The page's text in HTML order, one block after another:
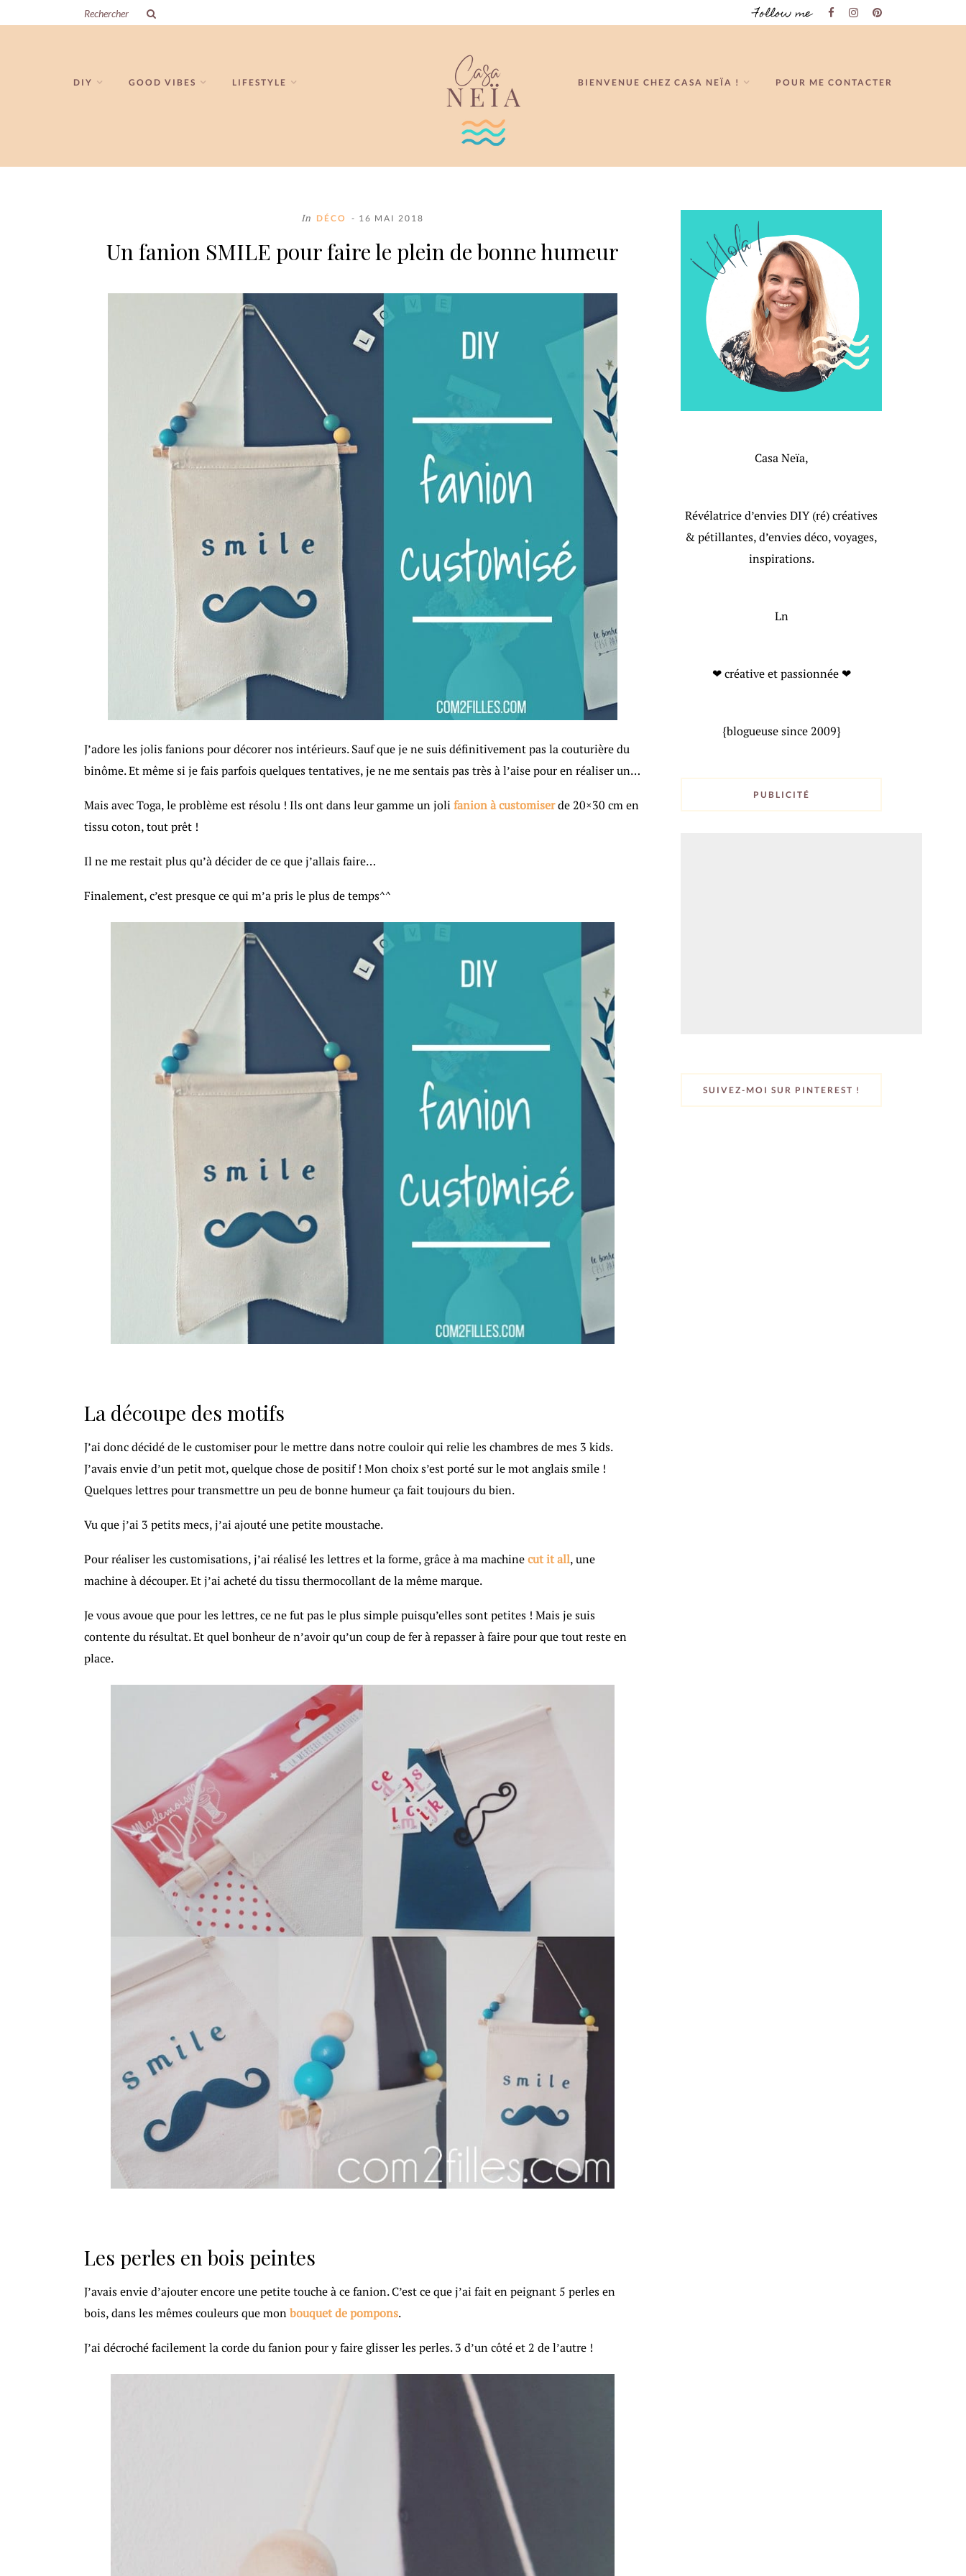
Follow me
DIY GOOD VIBES LIFESTYLE BIENVENUE CHEZ CASA NEÏA ! POUR ME CONTACTER
In DÉCO - 16 MAI 2018
Un fanion SMILE pour faire le plein de bonne humeur
J’adore les jolis fanions pour décorer nos intérieurs. Sauf que je ne suis définitivement pas la couturière du
binôme. Et même si je fais parfois quelques tentatives, je ne me sentais pas très à l’aise pour en réaliser un…
Mais avec Toga, le problème est résolu ! Ils ont dans leur gamme un joli fanion à customiserde 20×30 cm en
tissu coton, tout prêt !
Il ne me restait plus qu’à décider de ce que j’allais faire…
Finalement, c’est presque ce qui m’a pris le plus de temps^^
La découpe des motifs
J’ai donc décidé de le customiser pour le mettre dans notre couloir qui relie les chambres de mes 3 kids.
J’avais envie d’un petit mot, quelque chose de positif ! Mon choix s’est porté sur le mot anglais smile !
Quelques lettres pour transmettre un peu de bonne humeur ça fait toujours du bien.
Vu que j’ai 3 petits mecs, j’ai ajouté une petite moustache.
Pour réaliser les customisations, j’ai réalisé les lettres et la forme, grâce à ma machinecut it all, une
machine à découper. Et j’ai acheté du tissu thermocollant de la même marque.
Je vous avoue que pour les lettres, ce ne fut pas le plus simple puisqu’elles sont petites ! Mais je suis
contente du résultat. Et quel bonheur de n’avoir qu’un coup de fer à repasser à faire pour que tout reste en
place.
Les perles en bois peintes
J’avais envie d’ajouter encore une petite touche à ce fanion. C’est ce que j’ai fait en peignant 5 perles en
bois, dans les mêmes couleurs que monbouquet de pompons.
J’ai décroché facilement la corde du fanion pour y faire glisser les perles. 3 d’un côté et 2 de l’autre !
Casa Neïa,
Révélatrice d’envies DIY (ré) créatives
& pétillantes, d’envies déco, voyages,
inspirations.
Ln
❤ créative et passionnée ❤
{blogueuse since 2009}
PUBLICITÉ
SUIVEZ-MOI SUR PINTEREST !